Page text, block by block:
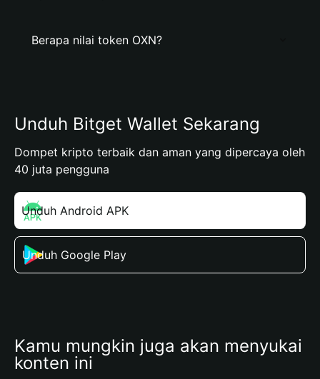
Berapa nilai token OXN?
Unduh Bitget Wallet Sekarang
Dompet kripto terbaik dan aman yang dipercaya oleh
40 juta pengguna
Unduh Android APK
Unduh Google Play
Kamu mungkin juga akan menyukai
konten ini